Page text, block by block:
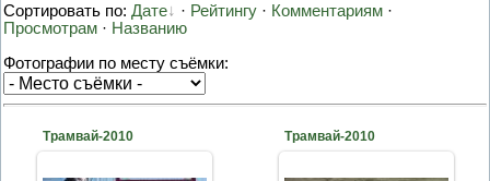
Сортировать по: Дате · Рейтингу · Комментариям ·
Просмотрам · Названию
Фотографии по месту съёмки:
Трамвай-2010 Трамвай-2010